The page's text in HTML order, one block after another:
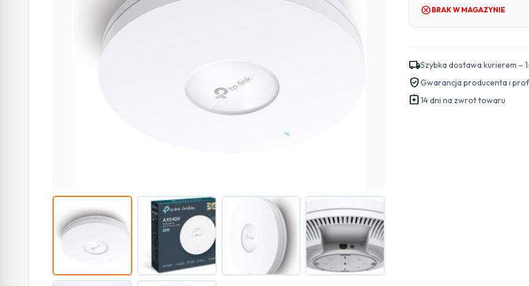
cancel BRAK W MAGAZYNIE
local_shippingSzybka dostawa kurierem –
verified_userGwarancja producenta i
assignment_return14 dni na zwrot towaru